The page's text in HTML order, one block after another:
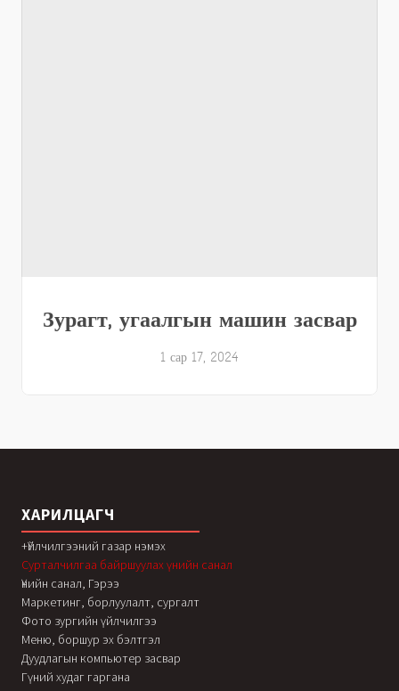
Зурагт, угаалгын машин засвар
1 сар 17, 2024
ХАРИЛЦАГЧ
+Үйлчилгээний газар нэмэх
Сурталчилгаа байршуулах үнийн санал
Үнийн санал, Гэрээ
Маркетинг, борлуулалт, сургалт
Фото зургийн үйлчилгээ
Меню, боршур эх бэлтгэл
Дуудлагын компьютер засвар
Гүний худаг гаргана